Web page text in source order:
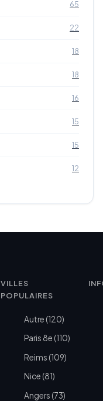
65
22
18
18
16
15
15
12
VILLES
POPULAIRES
Autre (120)
Paris 8e (110)
Reims (109)
Nice (81)
Angers (73)